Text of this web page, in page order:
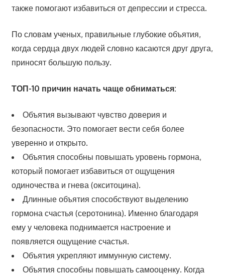
также помогают избавиться от депрессии и стресса.
По словам ученых, правильные глубокие объятия,
когда сердца двух людей словно касаются друг друга,
приносят большую пользу.
ТОП-10 причин начать чаще обниматься:
Объятия вызывают чувство доверия и
безопасности. Это помогает вести себя более
уверенно и открыто.
Объятия способны повышать уровень гормона,
который помогает избавиться от ощущения
одиночества и гнева (окситоцина).
Длинные объятия способствуют выделению
гормона счастья (серотонина). Именно благодаря
ему у человека поднимается настроение и
появляется ощущение счастья.
Объятия укрепляют иммунную систему.
Объятия способны повышать самооценку. Когда